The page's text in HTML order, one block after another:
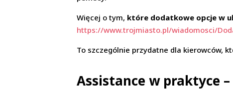
Więcej o tym, które dodatkowe opcje w
https://www.trojmiasto.pl/wiadomosci/
To szczególnie przydatne dla kierowców,
Assistance w praktyce